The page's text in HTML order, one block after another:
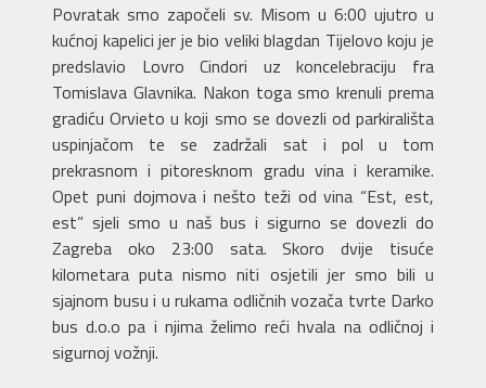
Povratak smo započeli sv. Misom u 6:00 ujutro u
kućnoj kapelici jer je bio veliki blagdan Tijelovo koju je
predslavio Lovro Cindori uz koncelebraciju fra
Tomislava Glavnika. Nakon toga smo krenuli prema
gradiću Orvieto u koji smo se dovezli od parkirališta
uspinjačom te se zadržali sat i pol u tom
prekrasnom i pitoresknom gradu vina i keramike.
Opet puni dojmova i nešto teži od vina “Est, est,
est” sjeli smo u naš bus i sigurno se dovezli do
Zagreba oko 23:00 sata. Skoro dvije tisuće
kilometara puta nismo niti osjetili jer smo bili u
sjajnom busu i u rukama odličnih vozača tvrte Darko
bus d.o.o pa i njima želimo reći hvala na odličnoj i
sigurnoj vožnji.